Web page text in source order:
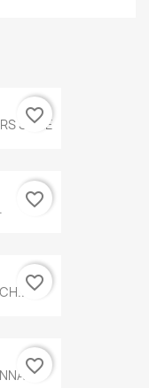
SERIE
favorite_border
favorite_border
favorite_border
favorite_border